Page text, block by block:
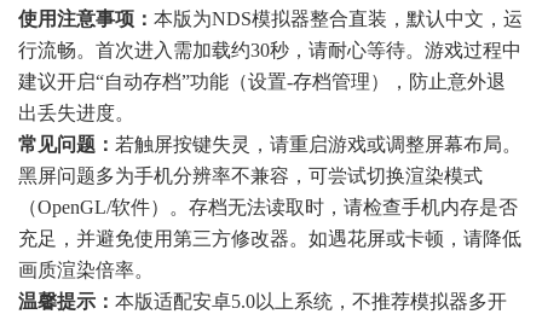
使用注意事项： 本版为NDS模拟器整合直装，默认中文，运
行流畅。首次进入需加载约30秒，请耐心等待。游戏过程中
建议开启“自动存档”功能（设置-存档管理），防止意外退
出丢失进度。
常见问题： 若触屏按键失灵，请重启游戏或调整屏幕布局。
黑屏问题多为手机分辨率不兼容，可尝试切换渲染模式
（OpenGL/软件）。存档无法读取时，请检查手机内存是否
充足，并避免使用第三方修改器。如遇花屏或卡顿，请降低
画质渲染倍率。
温馨提示： 本版适配安卓5.0以上系统，不推荐模拟器多开